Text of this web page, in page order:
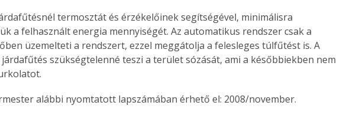
termosztát és érzékelőinek segítségével, minimálisra
a felhasznált energia mennyiségét. Az automatikus rendszer csak a
üzemelteti a rendszert, ezzel meggátolja a felesleges túlfűtést is. A
szükségtelenné teszi a terület sózását, ami a későbbiekben nem
alábbi nyomtatott lapszámában érhető el: 2008/november.